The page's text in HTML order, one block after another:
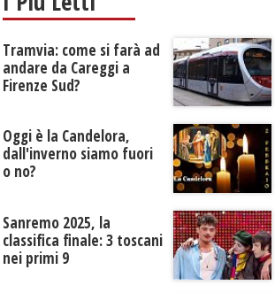
Tramvia: come si farà ad
andare da Careggi a
Firenze Sud?
Oggi è la Candelora,
dall'inverno siamo fuori
o no?
Sanremo 2025, la
classifica finale: 3 toscani
nei primi 9